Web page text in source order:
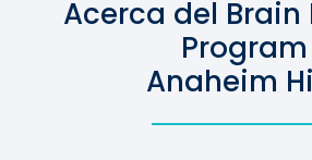
Acerca del Brain
Program
Anaheim